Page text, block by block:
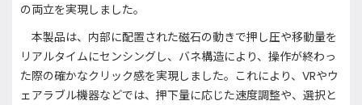
の両立を実現しました。
本製品は、内部に配置された磁石の動きで押し圧や移動量を
リアルタイムにセンシングし、バネ構造により、操作が終わっ
た際の確かなクリック感を実現しました。これにより、VRやウ
ェアラブル機器などでは、押下量に応じた速度調整や、選択と